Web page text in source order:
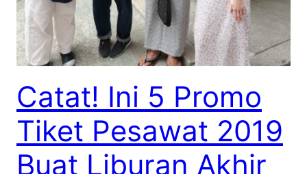
Catat! Ini 5 Promo
Tiket Pesawat 2019
Buat Liburan Akhir